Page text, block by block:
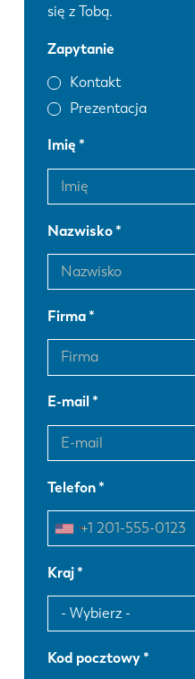
się z Tobą.
Zapytanie
Kontakt
Prezentacja
Imię
Nazwisko
Firma
E-mail
Telefon
Kraj
Kod pocztowy